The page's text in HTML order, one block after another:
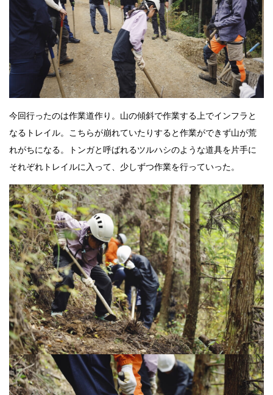
今回行ったのは作業道作り。山の傾斜で作業する上でインフラと
なるトレイル。こちらが崩れていたりすると作業ができず山が荒
れがちになる。トンガと呼ばれるツルハシのような道具を片手に
それぞれトレイルに入って、少しずつ作業を行っていった。